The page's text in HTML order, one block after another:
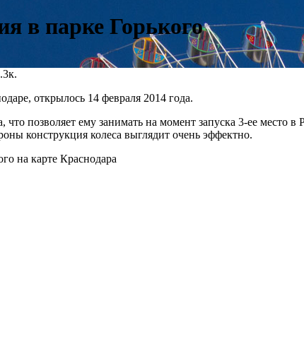
в парке Горького
открылось 14 февраля 2014 года.
что позволяет ему занимать на момент запуска 3-ее место
конструкция колеса выглядит очень эффектно.
на карте Краснодара